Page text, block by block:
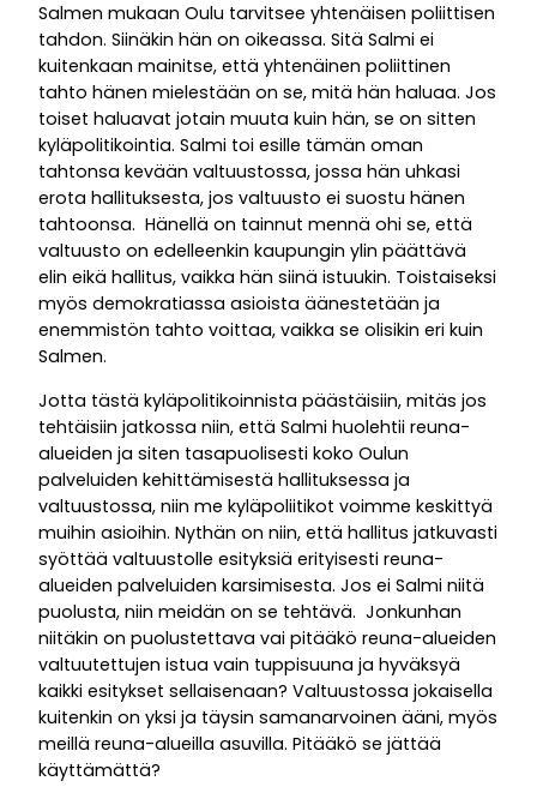
Salmen mukaan Oulu tarvitsee yhtenäisen poliittisen
tahdon. Siinäkin hän on oikeassa. Sitä Salmi ei
kuitenkaan mainitse, että yhtenäinen poliittinen
tahto hänen mielestään on se, mitä hän haluaa. Jos
toiset haluavat jotain muuta kuin hän, se on sitten
kyläpolitikointia. Salmi toi esille tämän oman
tahtonsa kevään valtuustossa, jossa hän uhkasi
erota hallituksesta, jos valtuusto ei suostu hänen
tahtoonsa. Hänellä on tainnut mennä ohi se, että
valtuusto on edelleenkin kaupungin ylin päättävä
elin eikä hallitus, vaikka hän siinä istuukin. Toistaiseksi
myös demokratiassa asioista äänestetään ja
enemmistön tahto voittaa, vaikka se olisikin eri kuin
Salmen.
Jotta tästä kyläpolitikoinnista päästäisiin, mitäs jos
tehtäisiin jatkossa niin, että Salmi huolehtii reuna-
alueiden ja siten tasapuolisesti koko Oulun
palveluiden kehittämisestä hallituksessa ja
valtuustossa, niin me kyläpoliitikot voimme keskittyä
muihin asioihin. Nythän on niin, että hallitus jatkuvasti
syöttää valtuustolle esityksiä erityisesti reuna-
alueiden palveluiden karsimisesta. Jos ei Salmi niitä
puolusta, niin meidän on se tehtävä. Jonkunhan
niitäkin on puolustettava vai pitääkö reuna-alueiden
valtuutettujen istua vain tuppisuuna ja hyväksyä
kaikki esitykset sellaisenaan? Valtuustossa jokaisella
kuitenkin on yksi ja täysin samanarvoinen ääni, myös
meillä reuna-alueilla asuvilla. Pitääkö se jättää
käyttämättä?